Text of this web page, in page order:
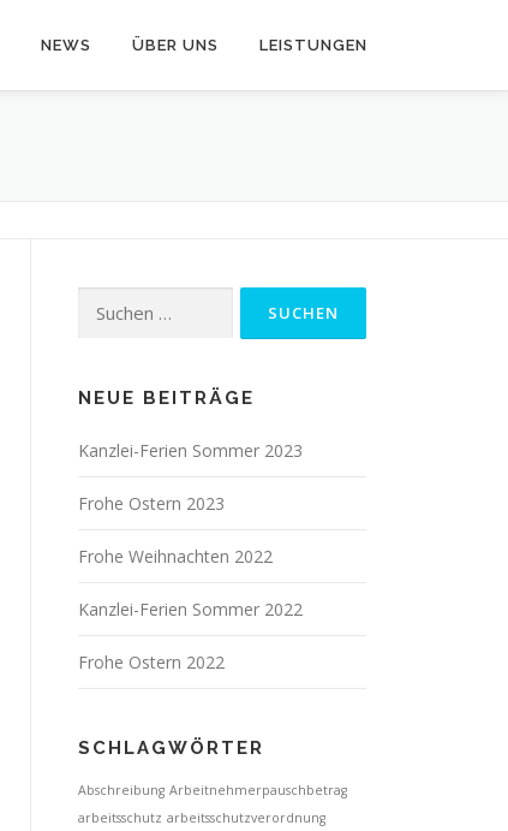
NEWS ÜBER UNS LEISTUNGEN
nach:
NEUE BEITRÄGE
Kanzlei-Ferien Sommer 2023
Frohe Ostern 2023
Frohe Weihnachten 2022
Kanzlei-Ferien Sommer 2022
Frohe Ostern 2022
SCHLAGWÖRTER
Abschreibung Arbeitnehmerpauschbetrag
arbeitsschutz arbeitsschutzverordnung